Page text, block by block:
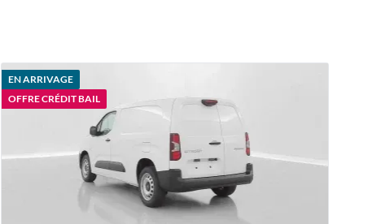
EN ARRIVAGE
OFFRE CRÉDIT BAIL